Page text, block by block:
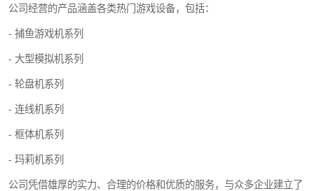
公司经营的产品涵盖各类热门游戏设备，包括：
- 捕鱼游戏机系列
- 大型模拟机系列
- 轮盘机系列
- 连线机系列
- 框体机系列
- 玛莉机系列
公司凭借雄厚的实力、合理的价格和优质的服务，与众多企业建立了